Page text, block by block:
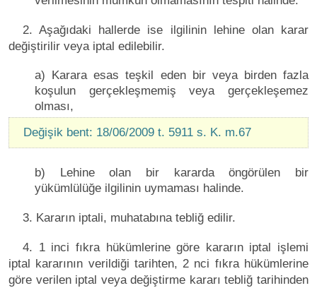
2. Aşağıdaki hallerde ise ilgilinin lehine olan karar
değiştirilir veya iptal edilebilir.
a) Karara esas teşkil eden bir veya birden fazla
koşulun gerçekleşmemiş veya gerçekleşemez
olması,
Değişik bent: 18/06/2009 t. 5911 s. K. m.67
b) Lehine olan bir kararda öngörülen bir
yükümlülüğe ilgilinin uymaması halinde.
3. Kararın iptali, muhatabına tebliğ edilir.
4. 1 inci fıkra hükümlerine göre kararın iptal işlemi
iptal kararının verildiği tarihten, 2 nci fıkra hükümlerine
göre verilen iptal veya değiştirme kararı tebliğ tarihinden